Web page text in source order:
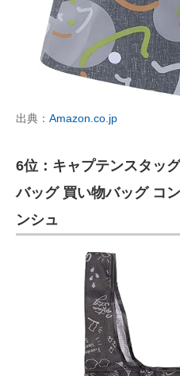
出典： Amazon.co.jp
6位：キャプテンスタッ
バッグ 買い物バッグ コ
ンシュ